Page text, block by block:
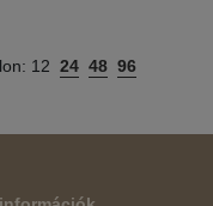
12 24 48 96